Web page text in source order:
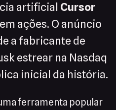
artificial Cursor
em ações. O anúncio
a fabricante de
estrear na Nasdaq
inicial da história.
ferramenta popular